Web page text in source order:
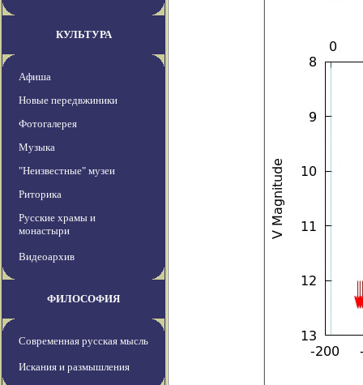
КУЛЬТУРА
Афиша
Новые передвжиники
Фотогалерея
Музыка
"Неизвестные" музеи
Риторика
Русские храмы и
монастыри
Видеоархив
ФИЛОСОФИЯ
Современная русская мысль
Искания и размышления